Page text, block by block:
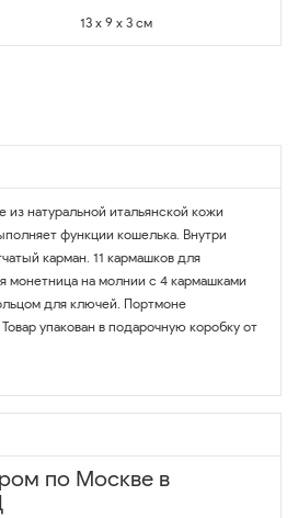
13 x 9 x 3 см
натуральной итальянской кожи
функции кошелька. Внутри
карман. 11 кармашков для
монетница на молнии с 4 кармашками
для ключей. Портмоне
упакован в подарочную коробку от
по Москве в